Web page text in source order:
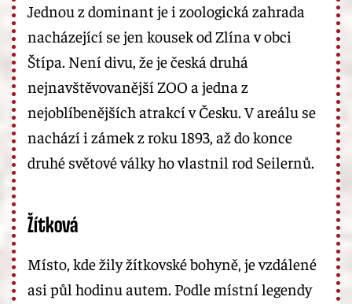
Jednou z dominant je i zoologická zahrada
nacházející se jen kousek od Zlína v obci
Štípa. Není divu, že je česká druhá
nejnavštěvovanější ZOO a jedna z
nejoblíbenějších atrakcí v Česku. V areálu se
nachází i zámek z roku 1893, až do konce
druhé světové války ho vlastnil rod Seilernů.
Žítková
Místo, kde žily žítkovské bohyně, je vzdálené
asi půl hodinu autem. Podle místní legendy